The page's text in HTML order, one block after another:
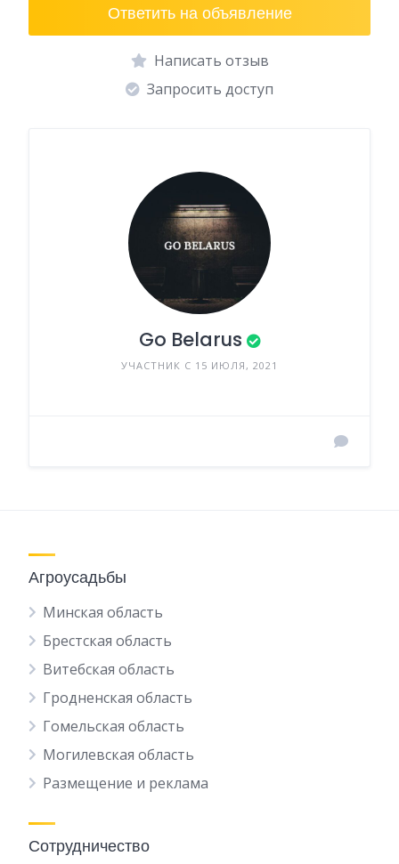
Ответить на объявление
Написать отзыв
Запросить доступ
Go Belarus
УЧАСТНИК С 15 ИЮЛЯ, 2021
Агроусадьбы
Минская область
Брестская область
Витебская область
Гродненская область
Гомельская область
Могилевская область
Размещение и реклама
Сотрудничество